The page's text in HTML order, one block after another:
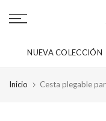
saltar
al
NUEVA COLECCIÓN
Inicio Cesta plegable